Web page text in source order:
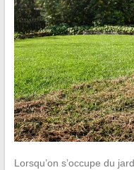
Lorsqu’on s’occupe du